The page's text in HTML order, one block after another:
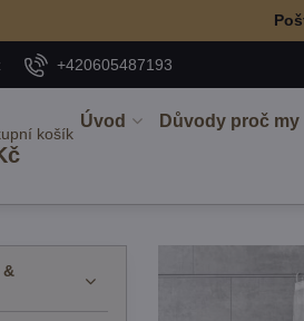
+420605487193
košík
Úvod Důvody proč my
&